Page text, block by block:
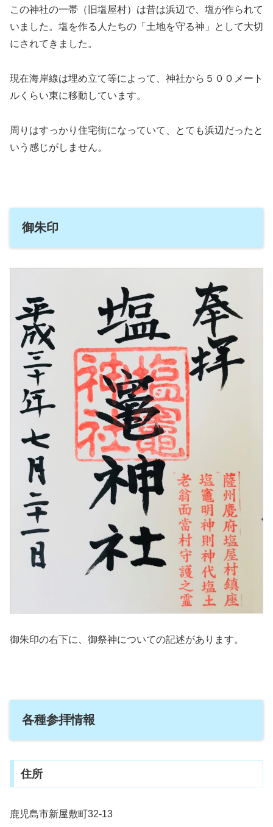
この神社の一帯（旧塩屋村）は昔は浜辺で、塩が作られて
いました。塩を作る人たちの「土地を守る神」として大切
にされてきました。
現在海岸線は埋め立て等によって、神社から５００メート
ルくらい東に移動しています。
周りはすっかり住宅街になっていて、とても浜辺だったと
いう感じがしません。
御朱印
御朱印の右下に、御祭神についての記述があります。
各種参拝情報
住所
鹿児島市新屋敷町32-13